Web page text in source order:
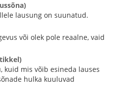
lausung on suunatud.
või olek pole reaalne, vaid
kuid mis võib esineda lauses
hulka kuuluvad